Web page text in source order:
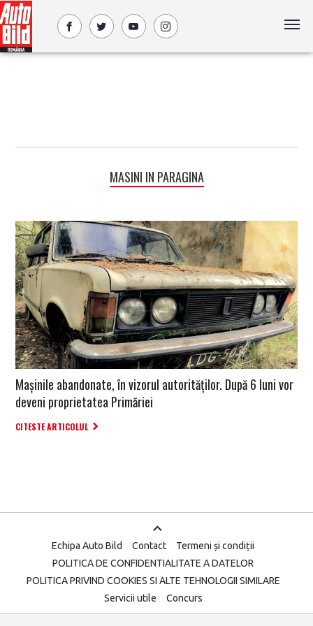
MASINI IN PARAGINA
Mașinile abandonate, în vizorul autorităților. După 6 luni vor
deveni proprietatea Primăriei
CITESTE ARTICOLUL
Echipa Auto Bild Contact
Termeni și condiții
POLITICA DE CONFIDENTIALITATE A DATELOR
POLITICA PRIVIND COOKIES SI ALTE TEHNOLOGII SIMILARE
Servicii utile
Concurs